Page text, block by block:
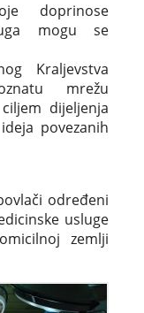
doprinose
mogu se
Kraljevstva
mrežu
dijeljenja
povezanih
određeni
usluge
zemlji